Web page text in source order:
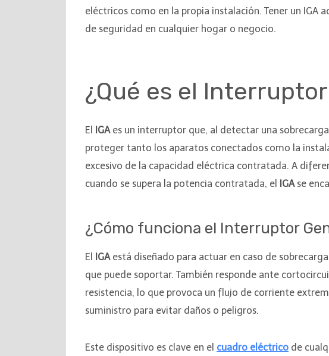
eléctricos como en la propia instalación. Tener un
de seguridad en cualquier hogar o negocio.
¿Qué es el
El IGAes un interruptor que, al detectar una
proteger tanto los aparatos conectados como la
excesivo de la capacidad eléctrica contratada. A
cuando se supera la potencia contratada, el IGAse
¿Cómo funciona el Interruptor
El IGAestá diseñado para actuar en caso de
que puede soportar. También responde ante
resistencia, lo que provoca un flujo de corriente
suministro para evitar daños o peligros.
Este dispositivo es clave en el cuadro eléctrico de